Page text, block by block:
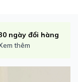
ngày đổi hàng
thêm